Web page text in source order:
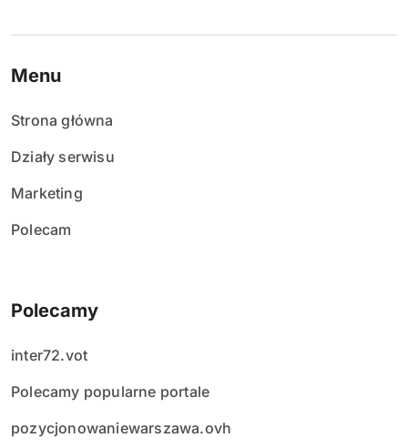
Menu
Strona główna
Działy serwisu
Marketing
Polecam
Polecamy
inter72.vot
Polecamy popularne portale
pozycjonowaniewarszawa.ovh